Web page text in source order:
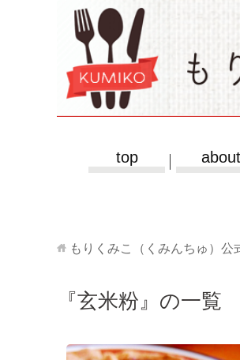
top
もりくみこ（くみんちゅ）
『玄米粉』の一覧